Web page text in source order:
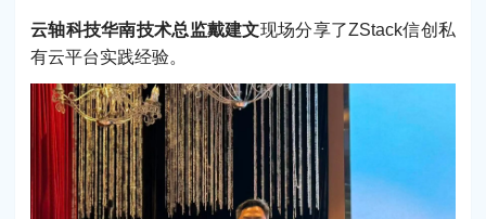
云轴科技华南技术总监戴建文现场分享了ZStack信创私
有云平台实践经验。